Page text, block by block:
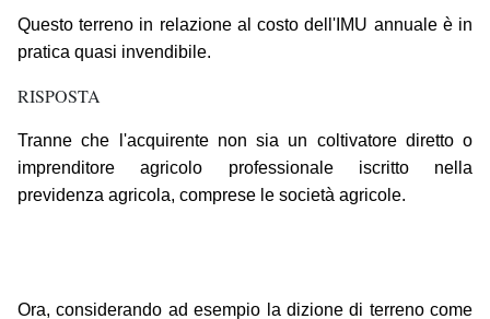
Questo terreno in relazione al costo dell'IMU annuale è in
pratica quasi invendibile.
RISPOSTA
Tranne che l'acquirente non sia un coltivatore diretto o
imprenditore agricolo professionale iscritto nella
previdenza agricola, comprese le società agricole.
Ora, considerando ad esempio la dizione di terreno come